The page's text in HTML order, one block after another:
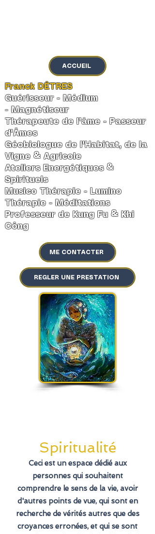
ACCUEIL
Franck DÊTRES
Guérisseur - Médium
- Magnétiseur
Thérapeute de l'âme - Passeur
d'Âmes
Géobiologue de l'Habitat, de la
Vigne & Agricole
Ateliers Energétiques &
Spirituels
Musico Thérapie - Lumino
Thérapie - Méditations
Professeur de Kung Fu & Khi
Công
ME CONTACTER
REGLER UNE PRESTATION
Spiritualité
Ceci est un espace dédié aux
personnes qui souhaitent
comprendre le sens de la vie, avoir
d'autres points de vue, qui sont en
recherche de vérités autres que des
croyances erronées, et qui se sont